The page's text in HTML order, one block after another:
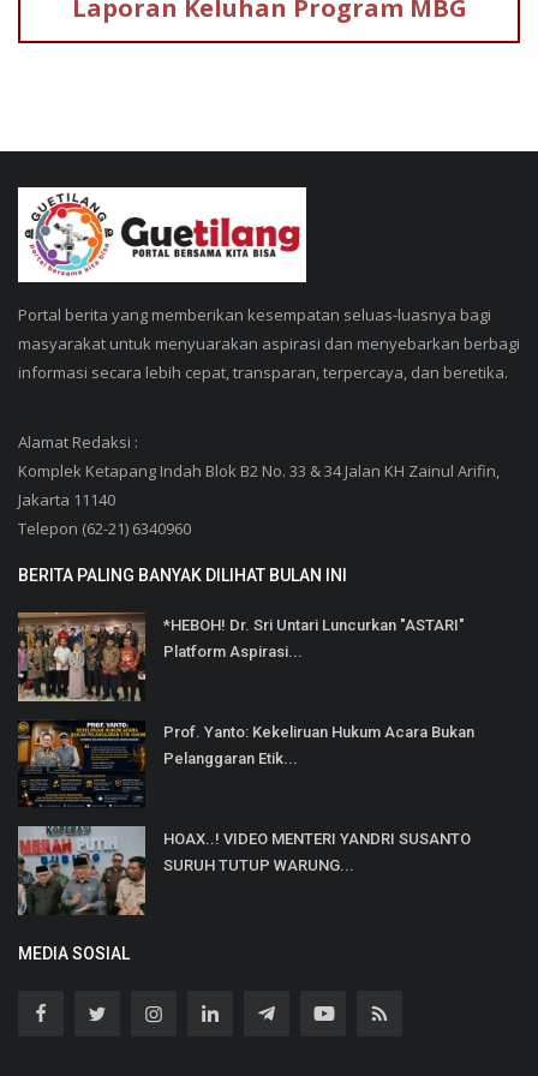
Laporan Keluhan Program MBG
Portal berita yang memberikan kesempatan seluas-luasnya bagi
masyarakat untuk menyuarakan aspirasi dan menyebarkan berbagi
informasi secara lebih cepat, transparan, terpercaya, dan beretika.
Alamat Redaksi :
Komplek Ketapang Indah Blok B2 No. 33 & 34 Jalan KH Zainul Arifin,
Jakarta 11140
Telepon (62-21) 6340960
BERITA PALING BANYAK DILIHAT BULAN INI
*HEBOH! Dr. Sri Untari Luncurkan "ASTARI"
Platform Aspirasi...
Prof. Yanto: Kekeliruan Hukum Acara Bukan
Pelanggaran Etik...
HOAX..! VIDEO MENTERI YANDRI SUSANTO
SURUH TUTUP WARUNG...
MEDIA SOSIAL